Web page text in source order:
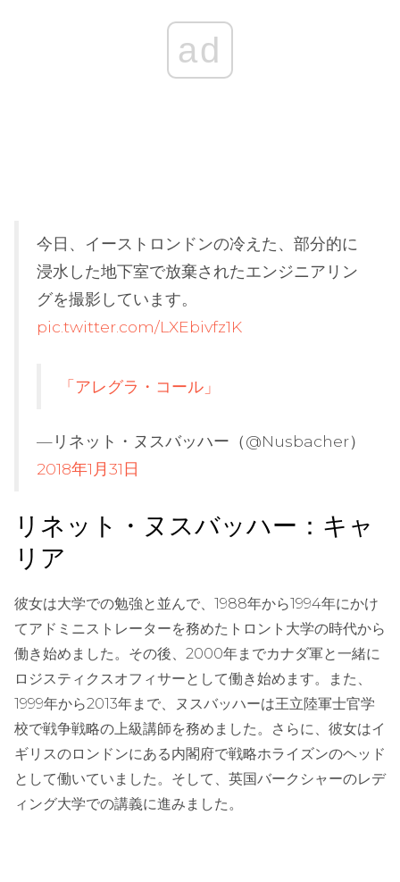
ad
今日、イーストロンドンの冷えた、部分的に
浸水した地下室で放棄されたエンジニアリン
グを撮影しています。
pic.twitter.com/LXEbivfz1K
「アレグラ・コール」
—リネット・ヌスバッハー（@Nusbacher）
2018年1月31日
リネット・ヌスバッハー：キャ
リア
彼女は大学での勉強と並んで、1988年から1994年にかけ
てアドミニストレーターを務めたトロント大学の時代から
働き始めました。その後、2000年までカナダ軍と一緒に
ロジスティクスオフィサーとして働き始めます。また、
1999年から2013年まで、ヌスバッハーは王立陸軍士官学
校で戦争戦略の上級講師を務めました。さらに、彼女はイ
ギリスのロンドンにある内閣府で戦略ホライズンのヘッド
として働いていました。そして、英国バークシャーのレデ
ィング大学での講義に進みました。